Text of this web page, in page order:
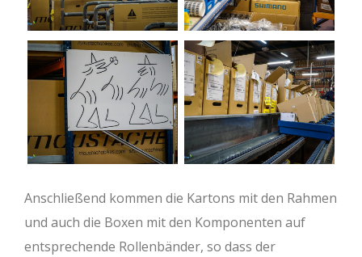
Anschließend kommen die Kartons mit den Rahmen
und auch die Boxen mit den Komponenten auf
entsprechende Rollenbänder, so dass der